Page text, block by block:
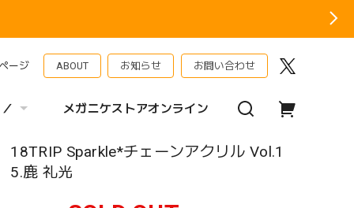
ージ ABOUT お知らせ お問い合わせ
メガニケストアオンライン
18TRIP Sparkle*チェーンアクリル Vol.1
5.鹿 礼光